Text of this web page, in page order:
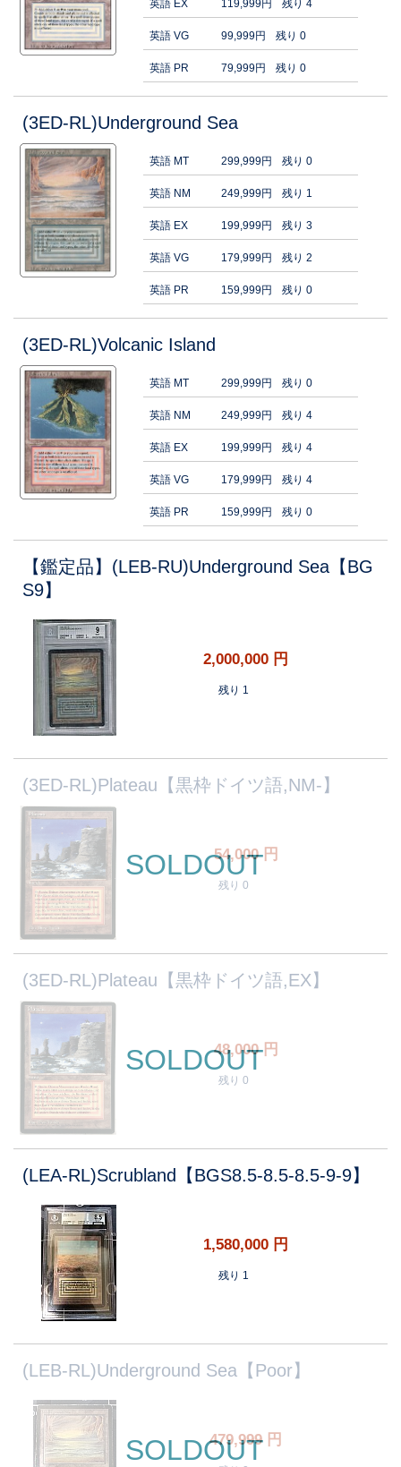
英語 EX 119,999円 残り 4
英語 VG 99,999円 残り 0
英語 PR 79,999円 残り 0
(3ED-RL)Underground Sea
英語 MT 299,999円 残り 0
英語 NM 249,999円 残り 1
英語 EX 199,999円 残り 3
英語 VG 179,999円 残り 2
英語 PR 159,999円 残り 0
(3ED-RL)Volcanic Island
英語 MT 299,999円 残り 0
英語 NM 249,999円 残り 4
英語 EX 199,999円 残り 4
英語 VG 179,999円 残り 4
英語 PR 159,999円 残り 0
【鑑定品】(LEB-RU)Underground Sea【BG
S9】
2,000,000 円
残り 1
(3ED-RL)Plateau【黒枠ドイツ語,NM-】
54,000円
残り 0
SOLDOUT
(3ED-RL)Plateau【黒枠ドイツ語,EX】
48,000円
残り 0
SOLDOUT
(LEA-RL)Scrubland【BGS8.5-8.5-8.5-9-9】
1,580,000 円
残り 1
(LEB-RL)Underground Sea【Poor】
479,999円
SOLDOUT